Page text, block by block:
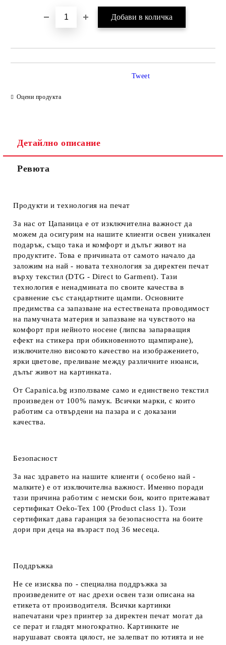
Оцени продукта
Tweet
Детайлно описание
Ревюта
Продукти и технология на печат
За нас от Цапаница е от изключителна важност да
можем да осигурим на нашите клиенти освен уникален
подарък, също така и комфорт и дълъг живот на
продуктите. Това е причината от самото начало да
заложим на най - новата технология за директен печат
върху текстил (DTG - Direct to Garment). Тази
технология е ненадмината по своите качества в
сравнение със стандартните щампи. Основните
предимства са запазване на естествената проводимост
на памучната материя и запазване на чувството на
комфорт при нейното носене (липсва запарващия
ефект на стикера при обикновенното щампиране),
изключително високото качество на изображението,
ярки цветове, преливане между различните нюанси,
дълъг живот на картинката.
От Capanica.bg използваме само и единствено текстил
произведен от 100% памук. Всички марки, с които
работим са отвърдени на пазара и с доказани
качества.
Безопасност
За нас здравето на нашите клиенти ( особено най -
малките) е от изключителна важност. Именно поради
тази причина работим с немски бои, които притежават
сертификат Oeko-Tex 100 (Product class 1). Този
сертификат дава гаранция за безопасността на боите
дори при деца на възраст под 36 месеца.
Поддръжка
Не се изисква по - специална поддръжка за
произведените от нас дрехи освен тази описана на
етикета от производителя. Всички картинки
напечатани чрез принтер за директен печат могат да
се перат и гладят многократно. Картинките не
нарушават своята цялост, не залепват по ютията и не